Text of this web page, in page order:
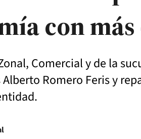
con
Comercial y de la
Romero Feris y